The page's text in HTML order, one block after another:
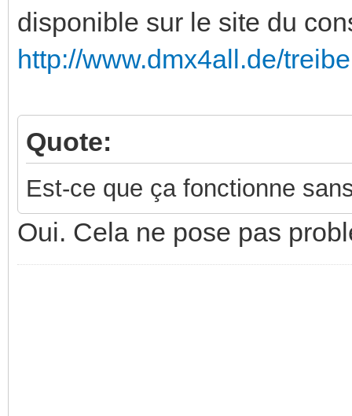
disponible sur le site du
http://www.dmx4all.de/
Quote:
Est-ce que ça fonctionne
Oui. Cela ne pose pas